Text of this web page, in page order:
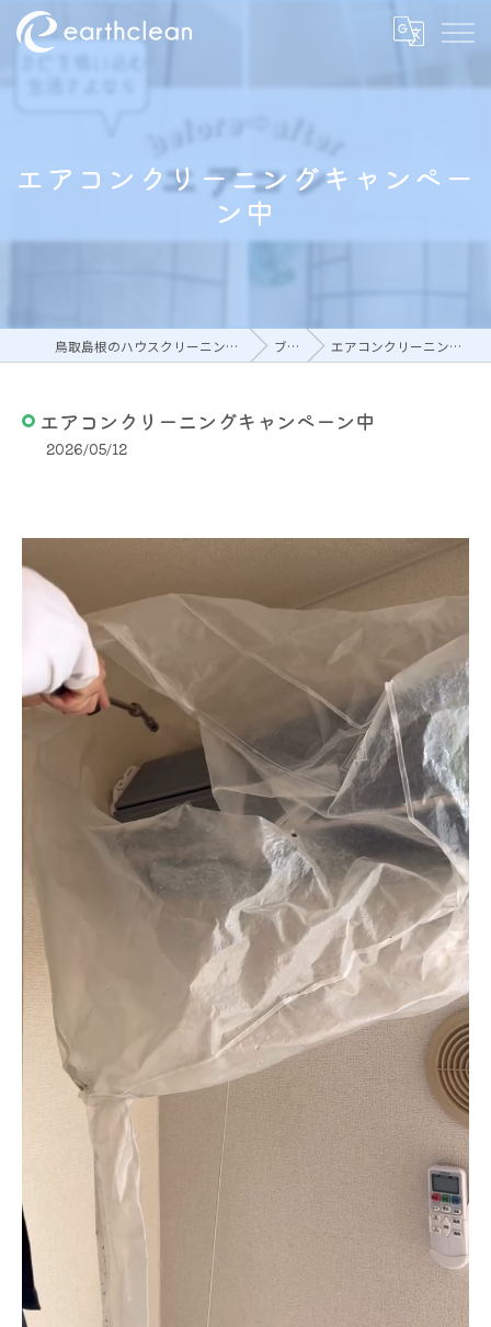
エアコンクリーニングキャンペー
ン中
鳥取島根のハウスクリーニングならアースクリーン ブログ エアコンクリーニングキャンペーン中
エアコンクリーニングキャンペーン中
2026/05/12